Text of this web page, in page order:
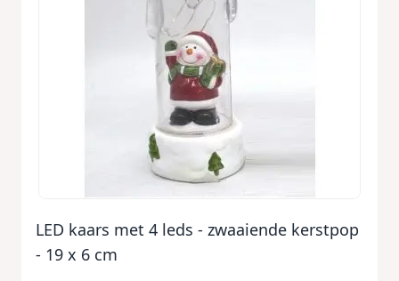
LED kaars met 4 leds - zwaaiende kerstpop
- 19 x 6 cm